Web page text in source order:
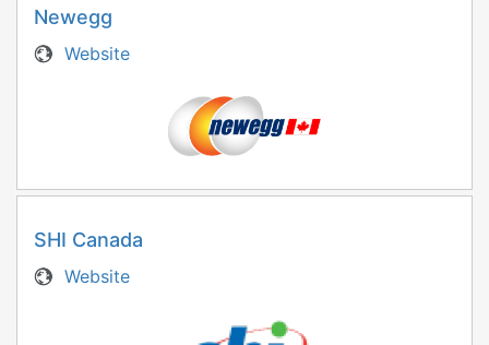
Newegg
Website
SHI Canada
Website